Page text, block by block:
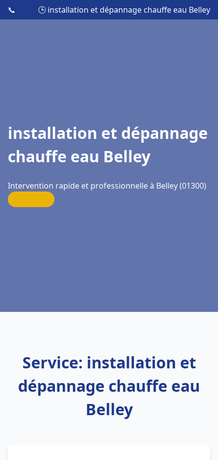
📞 🕒 installation et dépannage chauffe eau Belley
installation et dépannage
chauffe eau Belley
Intervention rapide et professionnelle à Belley (01300)
Service: installation et
dépannage chauffe eau
Belley